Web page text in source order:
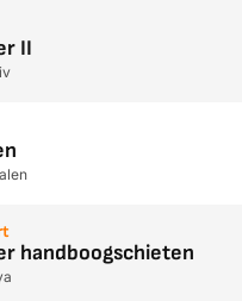
II
handboogschieten